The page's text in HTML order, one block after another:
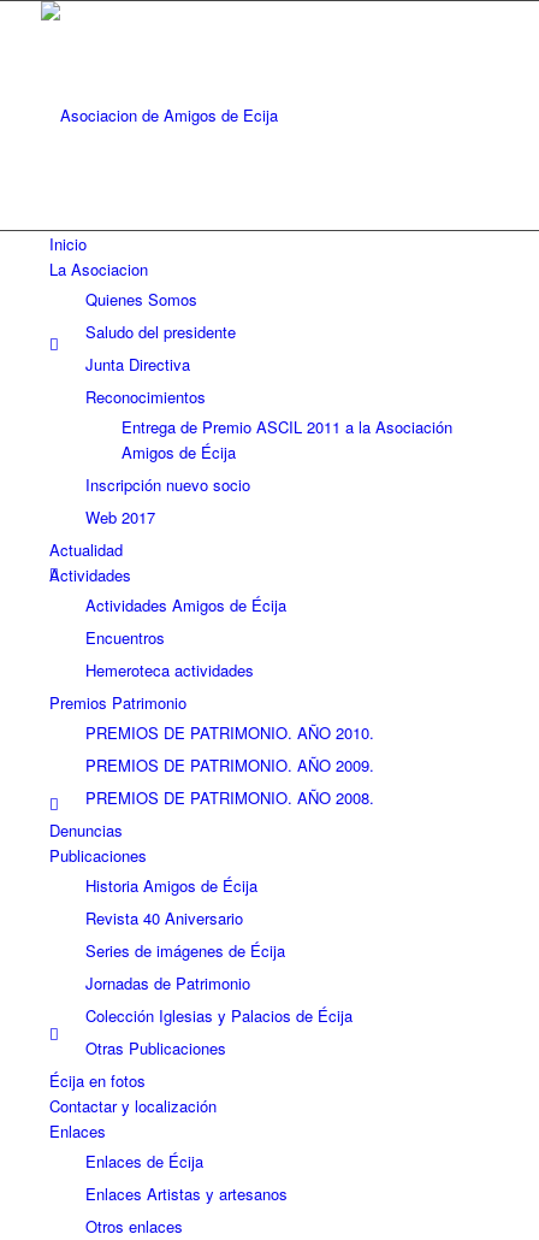
Inicio
La Asociacion
Quienes Somos
Saludo del presidente
Junta Directiva
Reconocimientos
Entrega de Premio ASCIL 2011 a la Asociación
Amigos de Écija
Inscripción nuevo socio
Web 2017
Actualidad
Actividades
Actividades Amigos de Écija
Encuentros
Hemeroteca actividades
Premios Patrimonio
PREMIOS DE PATRIMONIO. AÑO 2010.
PREMIOS DE PATRIMONIO. AÑO 2009.
PREMIOS DE PATRIMONIO. AÑO 2008.
Denuncias
Publicaciones
Historia Amigos de Écija
Revista 40 Aniversario
Series de imágenes de Écija
Jornadas de Patrimonio
Colección Iglesias y Palacios de Écija
Otras Publicaciones
Écija en fotos
Contactar y localización
Enlaces
Enlaces de Écija
Enlaces Artistas y artesanos
Otros enlaces